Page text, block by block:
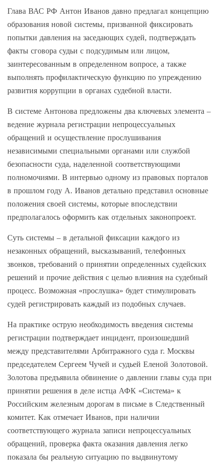
Глава ВАС РФ Антон Иванов давно предлагал концепцию
образования новой системы, призванной фиксировать
попытки давления на заседающих судей, подтверждать
факты сговора судьи с подсудимым или лицом,
заинтересованным в определенном вопросе, а также
выполнять профилактическую функцию по упреждению
развития коррупции в органах судебной власти.
В системе Антонова предложены два ключевых элемента –
ведение журнала регистрации непроцессуальных
обращений и осуществление прослушивания
независимыми специальными органами или службой
безопасности суда, наделенной соответствующими
полномочиями. В интервью одному из правовых порталов
в прошлом году А. Иванов детально представил основные
положения своей системы, которые впоследствии
предполагалось оформить как отдельных законопроект.
Суть системы – в детальной фиксации каждого из
незаконных обращений, высказываний, телефонных
звонков, требований о принятии определенных судейских
решений и прочие действия с целью влияния на судебный
процесс. Возможная «прослушка» будет стимулировать
судей регистрировать каждый из подобных случаев.
На практике острую необходимость введения системы
регистрации подтверждает инцидент, произошедший
между представителями Арбитражного суда г. Москвы
председателем Сергеем Чучей и судьей Еленой Золотовой.
Золотова предъявила обвинение о давлении главы суда при
принятии решения в деле истца АФК «Система» к
Российским железным дорогам в письме в Следственный
комитет. Как отмечает Иванов, при наличии
соответствующего журнала записи непроцессуальных
обращений, проверка факта оказания давления легко
показала бы реальную ситуацию по выдвинутому